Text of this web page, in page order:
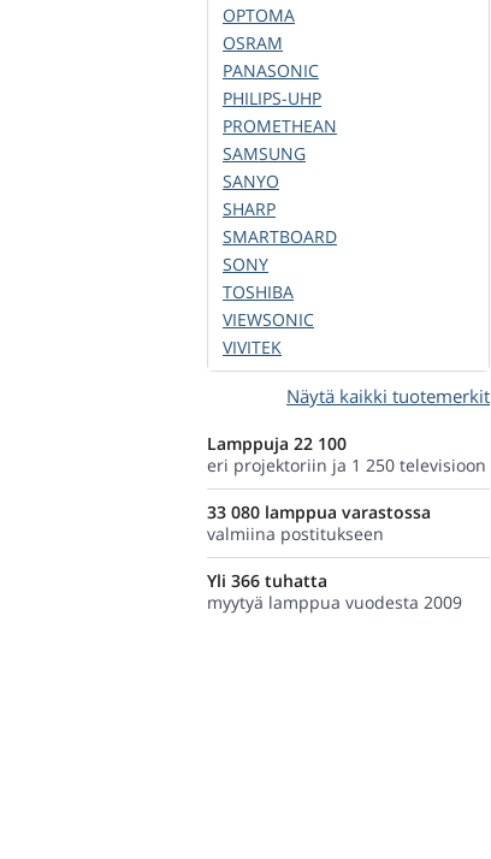
OPTOMA
OSRAM
PANASONIC
PHILIPS-UHP
PROMETHEAN
SAMSUNG
SANYO
SHARP
SMARTBOARD
SONY
TOSHIBA
VIEWSONIC
VIVITEK
Näytä kaikki tuotemerkit
Lamppuja 22 100
eri projektoriin ja 1 250 televisioon
33 080 lamppua varastossa
valmiina postitukseen
Yli 366 tuhatta
myytyä lamppua vuodesta 2009